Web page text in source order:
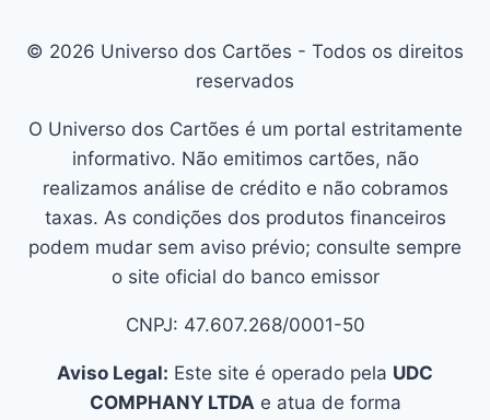
© 2026 Universo dos Cartões - Todos os direitos
reservados
O Universo dos Cartões é um portal estritamente
informativo. Não emitimos cartões, não
realizamos análise de crédito e não cobramos
taxas. As condições dos produtos financeiros
podem mudar sem aviso prévio; consulte sempre
o site oficial do banco emissor
CNPJ: 47.607.268/0001-50
Aviso Legal: Este site é operado pela UDC
COMPHANY LTDAe atua de forma